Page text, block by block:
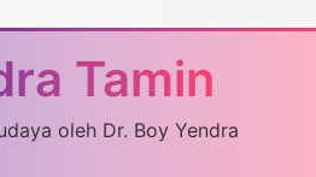
Tamin
oleh Dr. Boy Yendra